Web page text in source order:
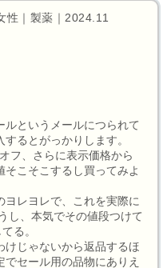
性｜製薬｜2024.11
というメールにつられて
るとがっかりします。
フ、さらに表示価格から
こそこするし買ってみよ
ヨレヨレで、これを実際に
し、本気でその値段つけて
る。
けじゃないから返品するほ
セール用の品物にありえ